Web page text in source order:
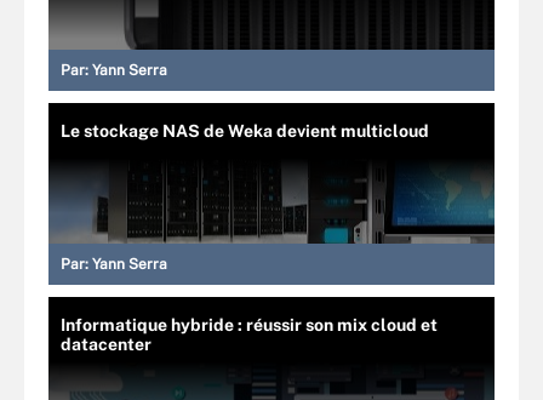
Par: Yann Serra
Le stockage NAS de Weka devient multicloud
Par: Yann Serra
Informatique hybride : réussir son mix cloud et
datacenter